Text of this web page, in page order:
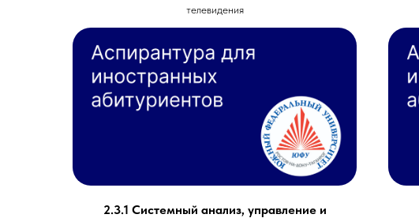
телевидения
2.3.1 Системный анализ, управление и